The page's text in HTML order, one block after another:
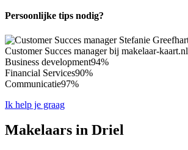
Persoonlijke tips nodig?
Customer Succes manager bij makelaar-kaart.nl
Business development94%
Financial Services90%
Communicatie97%
Ik help je graag
Makelaars in Driel